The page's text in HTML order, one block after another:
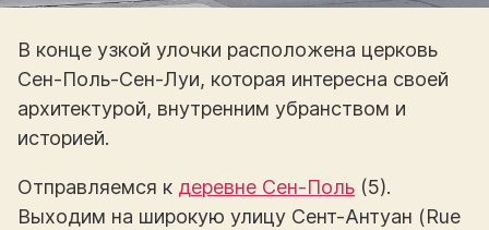
В конце узкой улочки расположена церковь
Сен-Поль-Сен-Луи, которая интересна своей
архитектурой, внутренним убранством и
историей.
Отправляемся к деревне Сен-Поль (5).
Выходим на широкую улицу Сент-Антуан (Rue